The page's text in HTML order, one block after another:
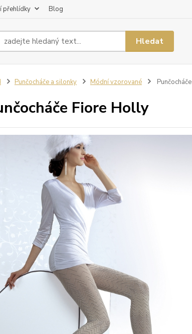
přehlídky Blog
Hledat
Punčocháče a silonky Módní vzorované
Fiore Holly